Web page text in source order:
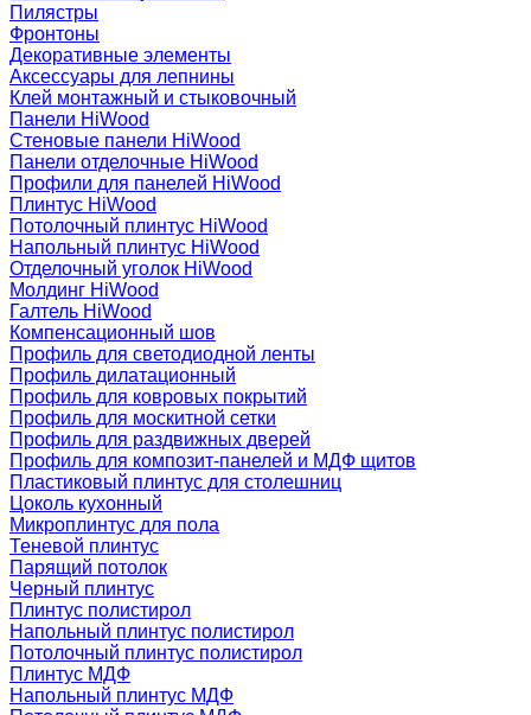
Пилястры
Фронтоны
Декоративные элементы
Аксессуары для лепнины
Клей монтажный и стыковочный
Панели HiWood
Стеновые панели HiWood
Панели отделочные HiWood
Профили для панелей HiWood
Плинтус HiWood
Потолочный плинтус HiWood
Напольный плинтус HiWood
Отделочный уголок HiWood
Молдинг HiWood
Галтель HiWood
Компенсационный шов
Профиль для светодиодной ленты
Профиль дилатационный
Профиль для ковровых покрытий
Профиль для москитной сетки
Профиль для раздвижных дверей
Профиль для композит-панелей и МДФ щитов
Пластиковый плинтус для столешниц
Цоколь кухонный
Микроплинтус для пола
Теневой плинтус
Парящий потолок
Черный плинтус
Плинтус полистирол
Напольный плинтус полистирол
Потолочный плинтус полистирол
Плинтус МДФ
Напольный плинтус МДФ